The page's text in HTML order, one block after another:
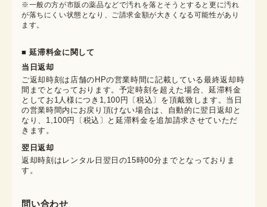
※一般の方が市販の薬品などで汚れを落とそうとすると更に汚れ
が落ちにくい状態となり、ご請求金額が大きくなる可能性があり
ます。
■ 延滞料金に関して
当日返却
ご返却時刻は店舗のHPの営業時間に記載している最終返却時
間までとなっております。予定時刻を超えた場合、延滞料金
としてお1人様につき1,100円〔税込〕を頂戴致します。当日
の営業時間内にお戻り頂けない場合は、自動的に翌日返却と
なり、1,100円〔税込〕と延滞料金を追加請求させていただ
きます。
翌日返却
返却時刻はレンタル日翌日の15時00分までとなっておりま
す。
問い合わせ